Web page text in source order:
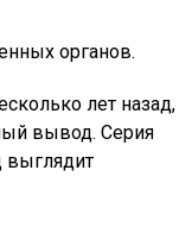
органов.
лет назад,
вывод. Серия
выглядит